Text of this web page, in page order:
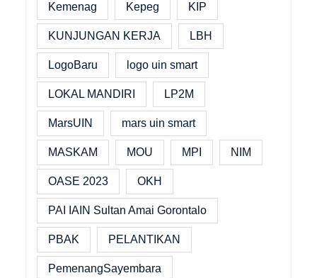
Kemenag Kepeg KIP
KUNJUNGAN KERJA LBH
LogoBaru logo uin smart
LOKAL MANDIRI LP2M
MarsUIN mars uin smart
MASKAM MOU MPI NIM
OASE 2023 OKH
PAI IAIN Sultan Amai Gorontalo
PBAK PELANTIKAN
PemenangSayembara